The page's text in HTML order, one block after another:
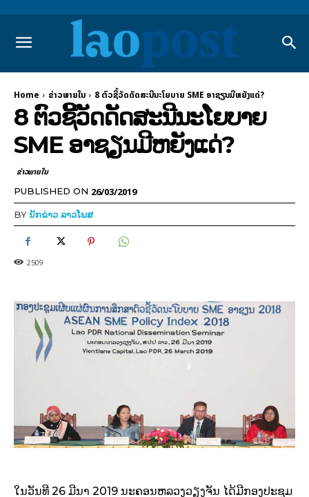
Home ຂ່າວພາຍ​ໃນ 8 ຕົວຊີ້ວັດດັດສະນີນະໂຍບາຍ SME ອາຊຽນມີຫຍັງແດ່?
8 ຕົວຊີ້ວັດດັດສະນີນະໂຍບາຍ
SME ອາຊຽນມີຫຍັງແດ່?
ຂ່າວພາຍ​ໃນ
PUBLISHED ON 26/03/2019
BYນັກຂ່າວ ລາວໂພສ
2509
ໃນວັນທີ 26 ມີນາ 2019 ນະຄອນຫລວງວຽງຈັນ ໄດ້ມີກອງປະຊຸມ